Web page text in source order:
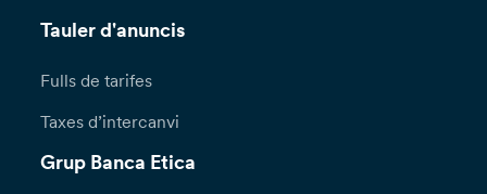
Tauler d'anuncis
Fulls de tarifes
Taxes d’intercanvi
Grup Banca Etica